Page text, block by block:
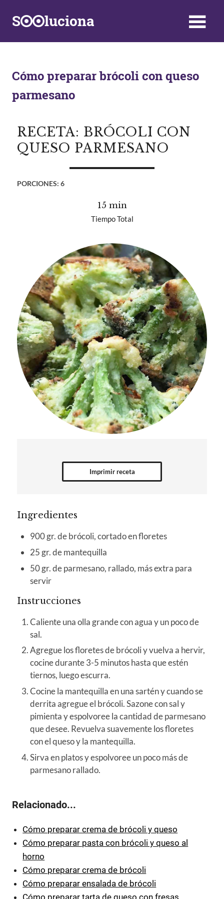
S luciona
y
Soluciones
a
problemas
vida
diaria
Cómo preparar brócoli con queso
parmesano
RECETA: BRÓCOLI CON
QUESO PARMESANO
PORCIONES: 6
15 min
Tiempo Total
Imprimir receta
Ingredientes
900 gr. de brócoli, cortado en floretes
25 gr. de mantequilla
50 gr. de parmesano, rallado, más extra para
servir
Instrucciones
Caliente una olla grande con agua y un poco de
sal.
Agregue los floretes de brócoli y vuelva a hervir,
cocine durante 3-5 minutos hasta que estén
tiernos, luego escurra.
Cocine la mantequilla en una sartén y cuando se
derrita agregue el brócoli. Sazone con sal y
pimienta y espolvoree la cantidad de parmesano
que desee. Revuelva suavemente los floretes
con el queso y la mantequilla.
Sirva en platos y espolvoree un poco más de
parmesano rallado.
Relacionado...
Cómo preparar crema de brócoli y queso
Cómo preparar pasta con brócoli y queso al
horno
Cómo preparar crema de brócoli
Cómo preparar ensalada de brócoli